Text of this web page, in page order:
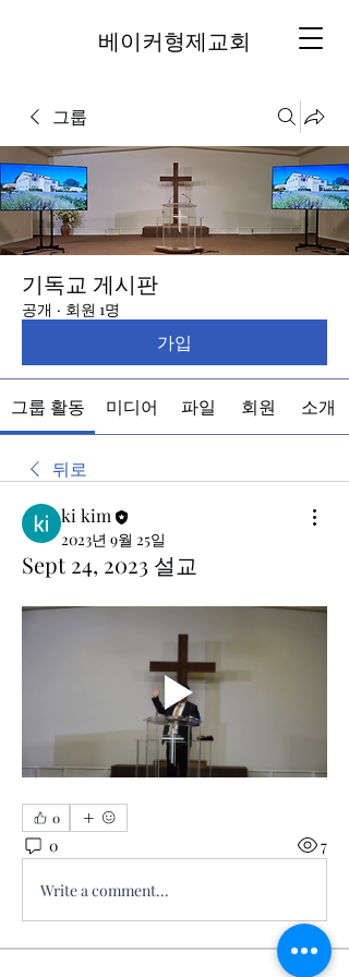
베이커형제교회
그룹
기독교 게시판
공개 · 회원 1명
가입
그룹 활동 미디어 파일 회원 소개
뒤로
ki kim
2023년 9월 25일
Sept 24, 2023 설교
0
0 7
Write a comment...